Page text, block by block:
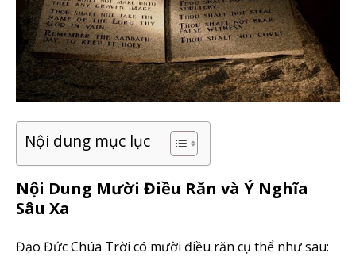
Nội dung mục lục
Nội Dung Mười Điều Răn và Ý Nghĩa
Sâu Xa
Đạo Đức Chúa Trời có mười điều răn cụ thể như sau: